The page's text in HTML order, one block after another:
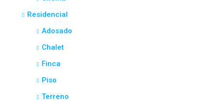
Residencial
Adosado
Chalet
Finca
Piso
Terreno